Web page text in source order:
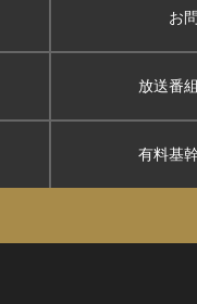
お
放送番
有料基